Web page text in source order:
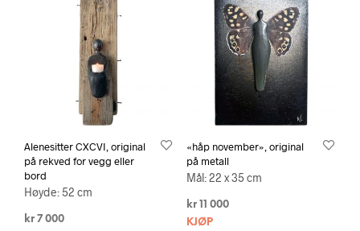
Alenesitter CXCVI, original
på rekved for vegg eller
bord
Høyde: 52 cm
kr 7 000
«håp november», original
på metall
Mål: 22 x 35 cm
kr11 000
KJØP